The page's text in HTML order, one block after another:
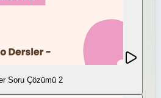
Soru Çözümü 2